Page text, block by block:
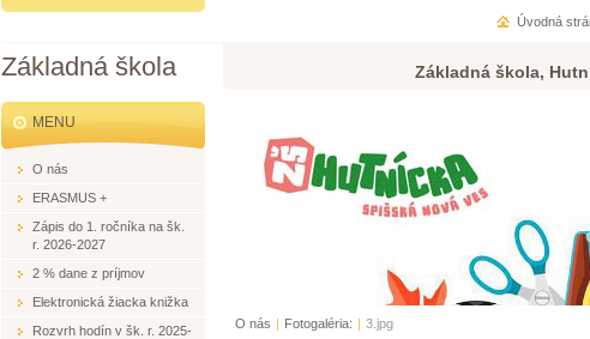
Základná škola Základná škola,
O nás | Fotogaléria: | 3.jpg
MENU
O nás
ERASMUS +
Zápis do 1. ročníka na šk.
r. 2026-2027
2 % dane z príjmov
Elektronická žiacka knižka
Rozvrh hodín v šk. r. 2025-
Úvodná